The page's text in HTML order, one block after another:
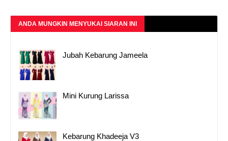
ANDA MUNGKIN MENYUKAI SIARAN INI
Jubah Kebarung Jameela
Mini Kurung Larissa
Kebarung Khadeeja V3